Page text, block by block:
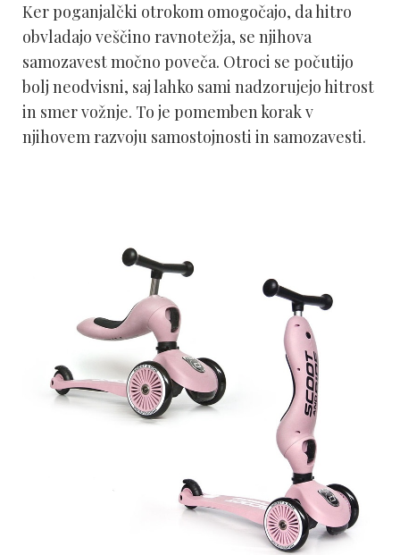
Ker poganjalčki otrokom omogočajo, da hitro
obvladajo veščino ravnotežja, se njihova
samozavest močno poveča. Otroci se počutijo
bolj neodvisni, saj lahko sami nadzorujejo hitrost
in smer vožnje. To je pomemben korak v
njihovem razvoju samostojnosti in samozavesti.